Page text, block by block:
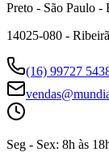
Preto - São Paulo -
14025-080 -
(16) 99727
Seg - Sex: 8h às